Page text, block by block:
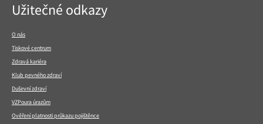
Navigace
v
Užitečné odkazy
O nás
Tiskové centrum
Zdravá kariéra
Klub pevného zdraví
Duševní zdraví
VZPoura úrazům
Ověření platnosti průkazu pojištěnce